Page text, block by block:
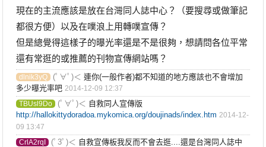
現在的主流應該是放在台灣同人誌中心？（要搜尋或做筆記
都很方便）以及在噗浪上用轉噗宣傳？
但是總覺得這樣子的曝光率還是不是很夠，想請問各位平常
還有常逛的或推薦的刊物宣傳網站嗎？
dlnik3yQ (ﾟ∀ﾟ)＜ 連你(一般作者)都不知道的地方應該也不會增加
多少曝光率吧2014-12-09 12:37
TBUsl9Do
(ﾟ∀ﾟ)＜ 自救同人宣傳版
http://hallokittydoradoa.mykomica.org/doujinads/index.htm 2014-12-
09 13:47
CrlA2rqI
(ﾟ3ﾟ)＜ 自救宣傳板我反而不會去逛....還是台灣同人誌中